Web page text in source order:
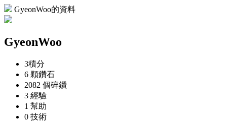
GyeonWoo的資料
GyeonWoo
3積分
6 顆鑽石
2082 個碎鑽
3 經驗
1 幫助
0 技術